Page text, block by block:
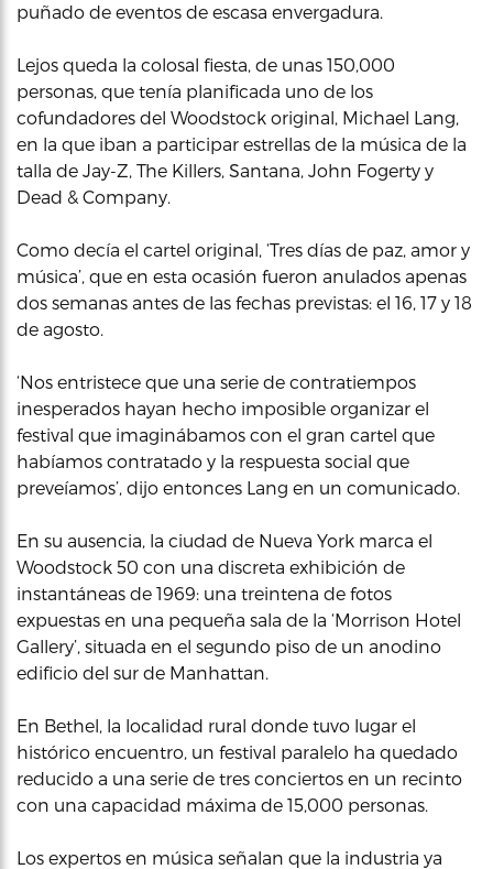
puñado de eventos de escasa envergadura.
Lejos queda la colosal fiesta, de unas 150,000
personas, que tenía planificada uno de los
cofundadores del Woodstock original, Michael Lang,
en la que iban a participar estrellas de la música de la
talla de Jay-Z, The Killers, Santana, John Fogerty y
Dead & Company.
Como decía el cartel original, ‘Tres días de paz, amor y
música’, que en esta ocasión fueron anulados apenas
dos semanas antes de las fechas previstas: el 16, 17 y 18
de agosto.
‘Nos entristece que una serie de contratiempos
inesperados hayan hecho imposible organizar el
festival que imaginábamos con el gran cartel que
habíamos contratado y la respuesta social que
preveíamos’, dijo entonces Lang en un comunicado.
En su ausencia, la ciudad de Nueva York marca el
Woodstock 50 con una discreta exhibición de
instantáneas de 1969: una treintena de fotos
expuestas en una pequeña sala de la ‘Morrison Hotel
Gallery’, situada en el segundo piso de un anodino
edificio del sur de Manhattan.
En Bethel, la localidad rural donde tuvo lugar el
histórico encuentro, un festival paralelo ha quedado
reducido a una serie de tres conciertos en un recinto
con una capacidad máxima de 15,000 personas.
Los expertos en música señalan que la industria ya